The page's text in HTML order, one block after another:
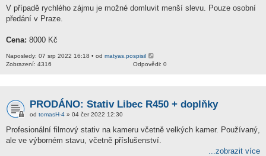
V případě rychlého zájmu je možné domluvit menší slevu. Pouze osobní
předání v Praze.
Cena: 8000 Kč
Naposledy: 07 srp 2022 16:18 • od matyas.pospisil
Odpovědi: 0
Zobrazení: 4316
PRODÁNO: Stativ Libec R450 + doplňky
od tomasH-4 » 04 čer 2022 12:30
Profesionální filmový stativ na kameru včetně velkých kamer. Používaný,
ale ve výborném stavu, včetně příslušenství.
...zobrazit více